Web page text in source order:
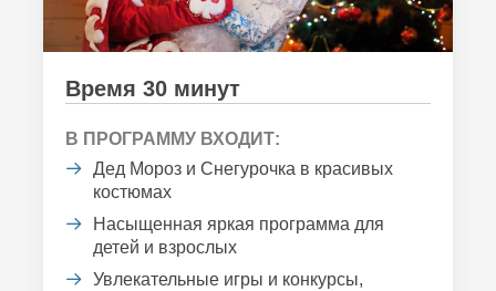
Время 30 минут
В ПРОГРАММУ ВХОДИТ:
Дед Мороз и Снегурочка в красивых
костюмах
Насыщенная яркая программа для
детей и взрослых
Увлекательные игры и конкурсы,